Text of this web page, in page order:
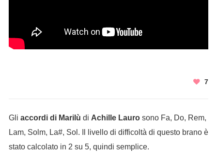
7
Gli accordi di Marilù di Achille Laurosono Fa, Do, Rem,
Lam, Solm, La#, Sol. Il livello di difficoltà di questo brano è
stato calcolato in 2 su 5, quindi semplice.